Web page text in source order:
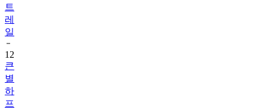
트
레
일
12
큰
별
하
프